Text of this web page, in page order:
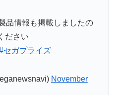
品情報も掲載しましたの
ださい
セガプライズ
November